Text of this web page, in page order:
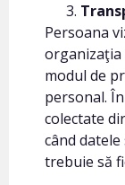
Persoana
organizaţia
modul de
personal.
colectate
când
trebuie să